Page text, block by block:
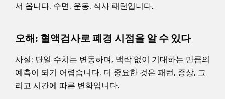
서 옵니다. 수면, 운동, 식사 패턴입니다.
오해: 혈액검사로 폐경 시점을 알 수 있다
사실: 단일 수치는 변동하며, 맥락 없이 기대하는 만큼의
예측이 되기 어렵습니다. 더 중요한 것은 패턴, 증상, 그
리고 시간에 따른 변화입니다.